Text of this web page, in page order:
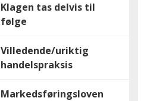
Klagen tas delvis til
følge
Villedende/uriktig
handelspraksis
Markedsføringsloven